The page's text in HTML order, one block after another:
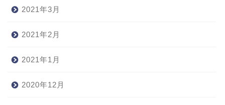
2021年3月
2021年2月
2021年1月
2020年12月